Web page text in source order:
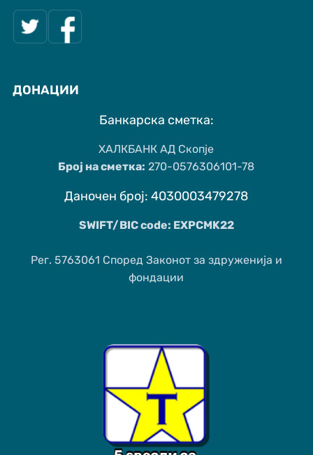
ДОНАЦИИ
Банкарска сметка:
ХАЛКБАНК АД Скопје
Број на сметка: 270-0576306101-78
Даночен број: 4030003479278
SWIFT/BIC code: EXPCMK22
Рег. 5763061 Според Законот за здруженија и
фондации